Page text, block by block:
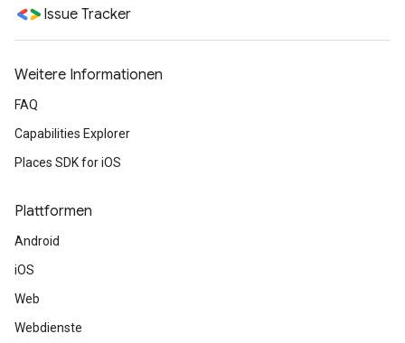
Issue Tracker
Weitere Informationen
FAQ
Capabilities Explorer
Places SDK for iOS
Plattformen
Android
iOS
Web
Webdienste